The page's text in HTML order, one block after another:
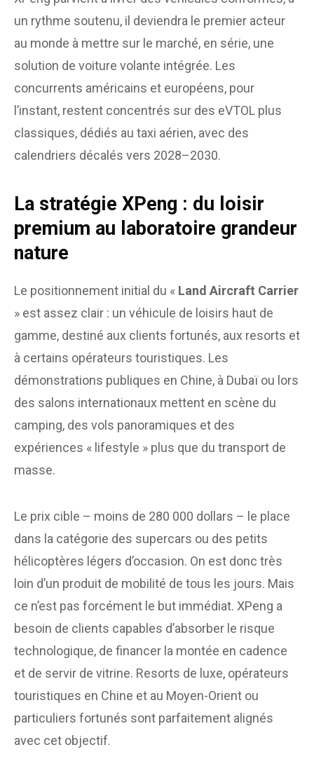
un rythme soutenu, il deviendra le premier acteur
au monde à mettre sur le marché, en série, une
solution de voiture volante intégrée. Les
concurrents américains et européens, pour
l’instant, restent concentrés sur des eVTOL plus
classiques, dédiés au taxi aérien, avec des
calendriers décalés vers 2028–2030.
La stratégie XPeng : du loisir
premium au laboratoire grandeur
nature
Le positionnement initial du « Land Aircraft Carrier
» est assez clair : un véhicule de loisirs haut de
gamme, destiné aux clients fortunés, aux resorts et
à certains opérateurs touristiques. Les
démonstrations publiques en Chine, à Dubaï ou lors
des salons internationaux mettent en scène du
camping, des vols panoramiques et des
expériences « lifestyle » plus que du transport de
masse.
Le prix cible – moins de 280 000 dollars – le place
dans la catégorie des supercars ou des petits
hélicoptères légers d’occasion. On est donc très
loin d’un produit de mobilité de tous les jours. Mais
ce n’est pas forcément le but immédiat. XPeng a
besoin de clients capables d’absorber le risque
technologique, de financer la montée en cadence
et de servir de vitrine. Resorts de luxe, opérateurs
touristiques en Chine et au Moyen-Orient ou
particuliers fortunés sont parfaitement alignés
avec cet objectif.